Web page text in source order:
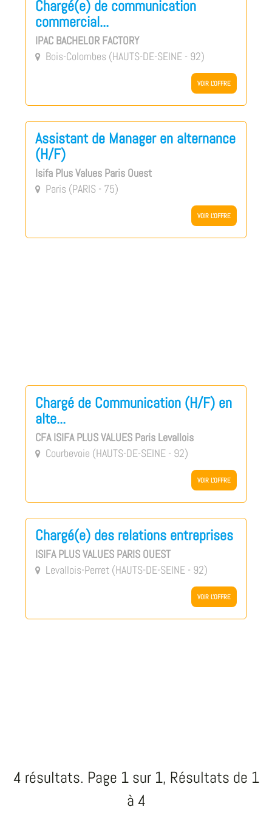
Chargé(e) de communication
commercial...
IPAC BACHELOR FACTORY
 Bois-Colombes (HAUTS-DE-SEINE - 92)
VOIR L'OFFRE
Assistant de Manager en alternance
(H/F)
Isifa Plus Values Paris Ouest
 Paris (PARIS - 75)
VOIR L'OFFRE
Chargé de Communication (H/F) en
alte...
CFA ISIFA PLUS VALUES Paris Levallois
 Courbevoie (HAUTS-DE-SEINE - 92)
VOIR L'OFFRE
Chargé(e) des relations entreprises
ISIFA PLUS VALUES PARIS OUEST
 Levallois-Perret (HAUTS-DE-SEINE - 92)
VOIR L'OFFRE
4 résultats. Page 1 sur 1, Résultats de 1
à 4